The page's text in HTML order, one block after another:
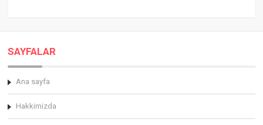
SAYFALAR
Ana sayfa
Hakkimizda